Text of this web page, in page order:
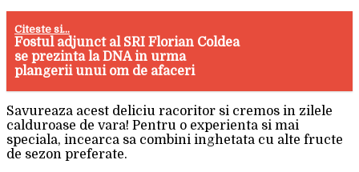
Citeste si...
Fostul adjunct al SRI Florian Coldea
se prezinta la DNA in urma
plangerii unui om de afaceri
Savureaza acest deliciu racoritor si cremos in zilele
calduroase de vara! Pentru o experienta si mai
speciala, incearca sa combini inghetata cu alte fructe
de sezon preferate.